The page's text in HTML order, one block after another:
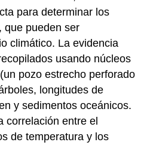
para determinar los
que pueden ser
climático. La evidencia
usando núcleos
pozo estrecho perforado
longitudes de
y sedimentos oceánicos.
correlación entre el
de temperatura y los